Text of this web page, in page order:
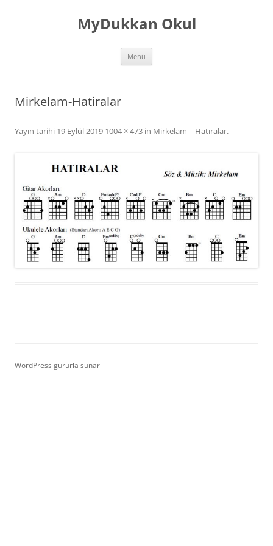
MyDukkan Okul
Menü
Mirkelam-Hatiralar
Yayın tarihi 19 Eylül 2019 1004 × 473 in Mirkelam – Hatıralar.
WordPress gururla sunar